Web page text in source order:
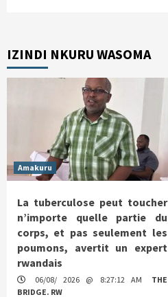
IZINDI NKURU WASOMA
Amakuru
La tuberculose peut toucher
n’importe quelle partie du
corps, et pas seulement les
poumons, avertit un expert
rwandais
06/08/ 2026 @ 8:27:12 AM
THE
BRIDGE. RW